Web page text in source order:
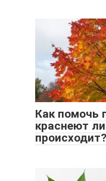
Как помочь
краснеют
происходит?